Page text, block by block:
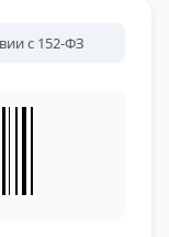
с 152-ФЗ